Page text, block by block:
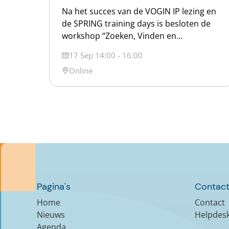
Na het succes van de VOGIN IP lezing en
de SPRING training days is besloten de
workshop “Zoeken, Vinden en
Marta Kargol en Renate Mattiszik zullen
op 17 september van 14 tot 16 uur meer
vertellen over: Naast de theorie ga je
Datum
17 Sep 14:00 - 16:00
Locatie
Online
Pagina's
Home
Nieuws
Contact